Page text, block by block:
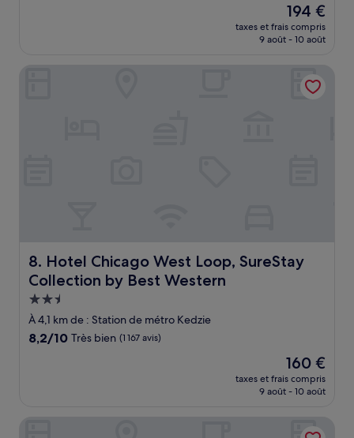
Le
nouveau
prix
de
194 €
194 €
taxes et frais compris
9 août - 10 août
8. Hotel Chicago West Loop, SureStay
Collection by Best Western
Hotel Chicago West Loop, SureStay Collection by Best
Hébergement
2.5 étoiles
À 4,1 km de : Station de métro Kedzie
8.2
8,2/10 Très bien (1 167 avis)
Le
nouveau
prix
de
160 €
160 €
taxes et frais compris
9 août - 10 août
Hotel Chicago West Loop, SureStay Collection by Best